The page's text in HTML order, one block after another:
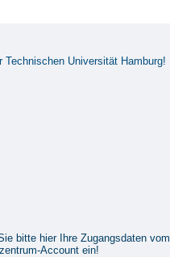
Universität Hamburg!
bitte hier Ihre Zugangsdaten vom
Account ein!